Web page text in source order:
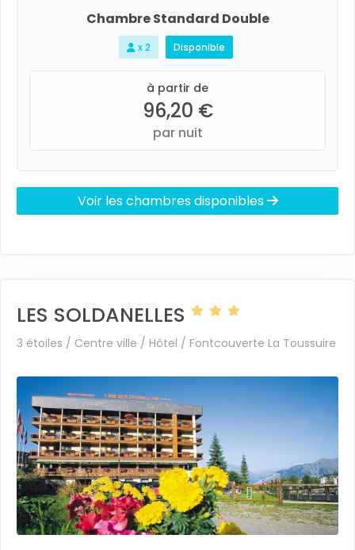
Chambre Standard Double
x 2 Disponible
à partir de
96,20 €
par nuit
Voir les chambres disponibles
LES SOLDANELLES
3 étoiles / Centre ville / Hôtel / Fontcouverte La Toussuire